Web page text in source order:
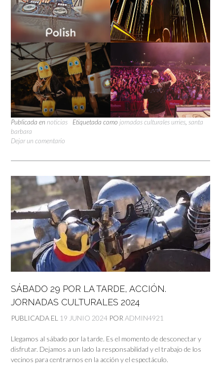
Publicada en noticias Etiquetada como jornadas culturales urries santa
barbara
Dejar un comentario
SÁBADO 29 POR LA TARDE, ACCIÓN.
JORNADAS CULTURALES 2024
PUBLICADA EL 19 JUNIO 2024 POR ADMIN4921
Llegamos al sábado por la tarde. Es el momento de desconectar y
disfrutar. Dejamos a un lado la responsabilidad y el trabajo de los
vecinos para centrarnos en la acción y el espectáculo.